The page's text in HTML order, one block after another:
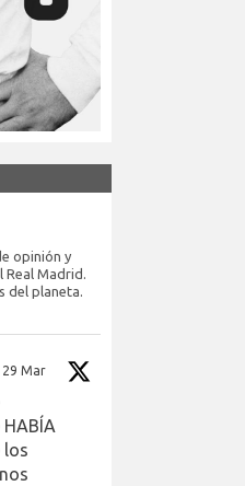
opinión y
Real Madrid.
del planeta.
29 Mar
los